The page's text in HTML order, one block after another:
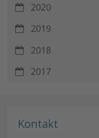
2020
2019
2018
2017
Kontakt